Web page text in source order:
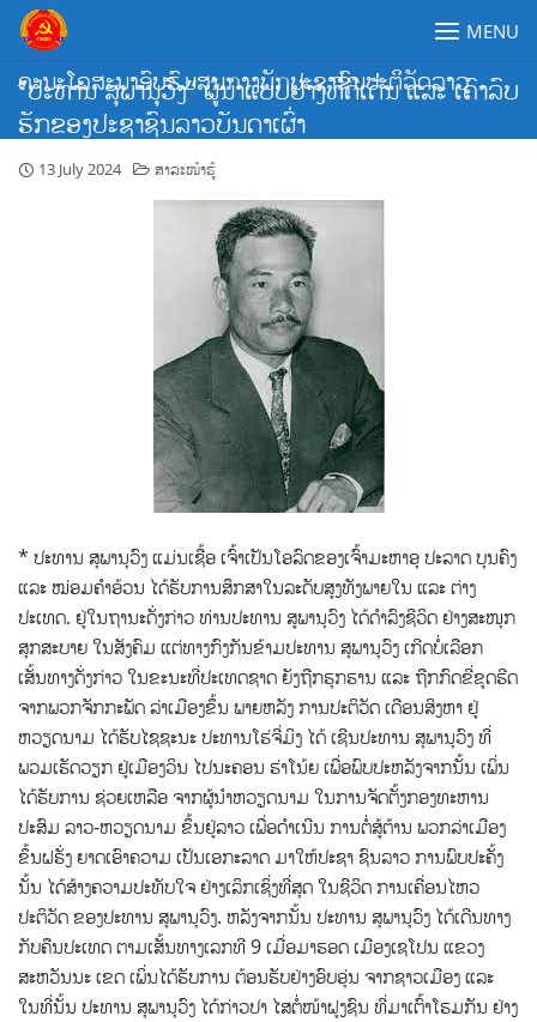
Skip
content
ຄະນະໂຄສະນາອົບຮົມສູນກາງພັກປະຊາຊົນປະຕິວັດລາວ
MENU
”ປະທານ ສຸພານຸວົງ” ຜູ້ນຳແບບຢ່າງທີ່ດີເດັ່ນ ແລະ ເຄົາລົບ
ຮັກຂອງປະຊາຊົນລາວບັນດາເຜົ່າ
13 July 2024 ສາລະໜ້າຮູ້
* ປະທານ ສຸພານຸວົງ ແມ່ນເຊື້ອ ເຈົ້າເປັນໂອລົດຂອງເຈົ້າມະຫາອຸ ປະລາດ ບຸນຄົງ
ແລະ ໝ່ອມຄຳອ້ວນ ໄດ້ຮັບການສຶກສາໃນລະດັບສູງທັງພາຍໃນ ແລະ ຕ່າງ
ປະເທດ. ຢູ່ໃນຖານະດັ່ງກ່າວ ທ່ານປະທານ ສູພານຸວົງ ໄດ້ດຳລົງຊີວິດ ຢ່າງສະໜຸກ
ສຸກສະບາຍ ໃນສັງຄົມ ແຕ່ທາງກົງກັນຂ້າມປະທານ ສຸພານຸວົງ ເກີດບໍ່ເລືອກ
ເສັ້ນທາງດັ່ງກ່າວ ໃນຂະນະທີ່ປະເທດຊາດ ຍັງຖືກຮຸກຮານ ແລະ ຖືກກົດຂີ່ຂູດຮີດ
ຈາກພວກຈັກກະພັດ ລ່າເມືອງຂຶ້ນ ພາຍຫລັງ ການປະຕິວັດ ເດືອນສິງຫາ ຢູ່
ຫວຽດນາມ ໄດ້ຮັບໄຊຊະນະ ປະທານໂຮ່ຈີ່ມິງ ໄດ້ ເຊີນປະທານ ສຸພານຸວົງ ທີ່
ພວມເຮັດວຽກ ຢູ່ເມືອງວິນ ໄປນະຄອນ ຮ່າໂນ້ຍ ເພື່ອພົບປະຫລັງຈາກນັ້ນ ເພິ່ນ
ໄດ້ຮັບການ ຊ່ວຍເຫລືອ ຈາກຜູ້ນຳຫວຽດນາມ ໃນການຈັດຕັ້ງກອງທະຫານ
ປະສົມ ລາວ-ຫວຽດນາມ ຂຶ້ນຢູ່ລາວ ເພື່ອດຳເນີນ ການຕໍ່ສູ້ຕ້ານ ພວກລ່າເມືອງ
ຂຶ້ນຝຣັ່ງ ຍາດເອົາຄວາມ ເປັນເອກະລາດ ມາໃຫ້ປະຊາ ຊົນລາວ ການພົບປະຄັ້ງ
ນັ້ນ ໄດ້ສ້າງຄວາມປະທັບໃຈ ຢ່າງເລິກເຊິ່ງທີ່ສຸດ ໃນຊີວິດ ການເຄື່ອນໄຫວ
ປະຕິວັດ ຂອງປະທານ ສຸພານຸວົງ. ຫລັງຈາກນັ້ນ ປະທານ ສຸພານຸວົງ ໄດ້ເດີນທາງ
ກັບຄືນປະເທດ ຕາມເສັ້ນທາງເລກທີ 9 ເມື່ອມາຮອດ ເມືອງເຊໂປນ ແຂວງ
ສະຫວັນນະ ເຂດ ເພິ່ນໄດ້ຮັບການ ຕ້ອນຮັບຢ່າງອົບອຸ່ນ ຈາກຊາວເມືອງ ແລະ
ໃນທີ່ນັ້ນ ປະທານ ສຸພານຸວົງ ໄດ້ກ່າວປາ ໄສຕໍ່ໜ້າຝູງຊົນ ທີ່ມາເຕົ້າໂຮມກັນ ຢ່າງ